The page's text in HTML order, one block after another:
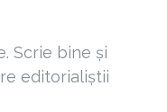
Scrie bine și
editorialiștii